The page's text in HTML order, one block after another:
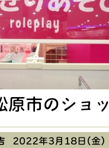
原市のショ
2022年3月18日(金)